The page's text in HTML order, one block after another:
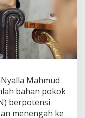
Mahmud
bahan pokok
berpotensi
menengah ke